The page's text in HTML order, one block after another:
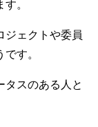
す。
ジェクトや委員
す。
タスのある人と